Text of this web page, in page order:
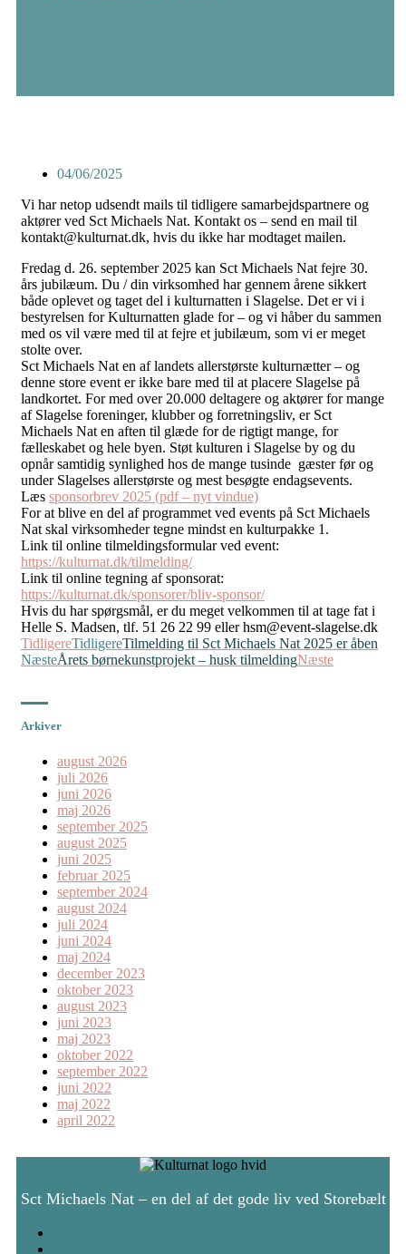
04/06/2025
Vi har netop udsendt mails til tidligere samarbejdspartnere og
aktører ved Sct Michaels Nat. Kontakt os – send en mail til
kontakt@kulturnat.dk, hvis du ikke har modtaget mailen.
Fredag d. 26. september 2025 kan Sct Michaels Nat fejre 30.
års jubilæum. Du / din virksomhed har gennem årene sikkert
både oplevet og taget del i kulturnatten i Slagelse. Det er vi i
bestyrelsen for Kulturnatten glade for – og vi håber du sammen
med os vil være med til at fejre et jubilæum, som vi er meget
stolte over.
Sct Michaels Nat en af landets allerstørste kulturnætter – og
denne store event er ikke bare med til at placere Slagelse på
landkortet. For med over 20.000 deltagere og aktører for mange
af Slagelse foreninger, klubber og forretningsliv, er Sct
Michaels Nat en aften til glæde for de rigtigt mange, for
fælleskabet og hele byen. Støt kulturen i Slagelse by og du
opnår samtidig synlighed hos de mange tusinde gæster før og
under Slagelses allerstørste og mest besøgte endagsevents.
Læs sponsorbrev 2025 (pdf – nyt vindue)
For at blive en del af programmet ved events på Sct Michaels
Nat skal virksomheder tegne mindst en kulturpakke 1.
Link til online tilmeldingsformular ved event:
https://kulturnat.dk/tilmelding/
Link til online tegning af sponsorat:
https://kulturnat.dk/sponsorer/bliv-sponsor/
Hvis du har spørgsmål, er du meget velkommen til at tage fat i
Helle S. Madsen, tlf. 51 26 22 99 eller hsm@event-slagelse.dk
TidligereTidligereTilmelding til Sct Michaels Nat 2025 er åben
NæsteÅrets børnekunstprojekt – husk tilmeldingNæste
Arkiver
august 2026
juli 2026
juni 2026
maj 2026
september 2025
august 2025
juni 2025
februar 2025
september 2024
august 2024
juli 2024
juni 2024
maj 2024
december 2023
oktober 2023
august 2023
juni 2023
maj 2023
oktober 2022
september 2022
juni 2022
maj 2022
april 2022
Sct Michaels Nat – en del af det gode liv ved Storebælt